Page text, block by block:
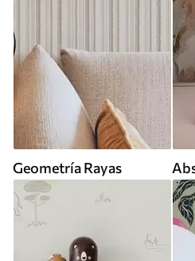
Geometría Rayas